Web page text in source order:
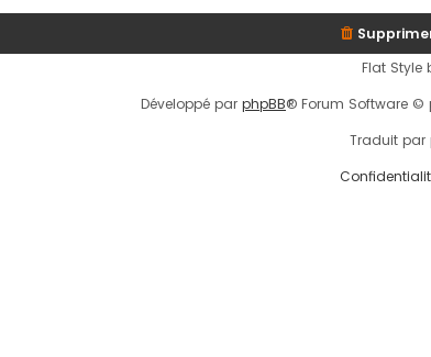
m
e
s
s
g
Flat Style
Développé par phpBB® Forum Software ©
Traduit par